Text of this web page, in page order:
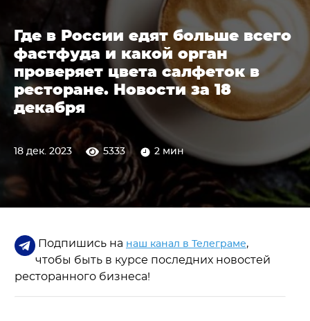
Где в России едят больше всего
фастфуда и какой орган
проверяет цвета салфеток в
ресторане. Новости за 18
декабря
18 дек. 2023 5333 2 мин
Подпишись на наш канал в Телеграме,
чтобы быть в курсе последних новостей
ресторанного бизнеса!